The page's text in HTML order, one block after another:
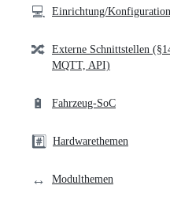
💻 Einrichtung/Konfiguration
🔀 Externe Schnittstellen
MQTT, API)
🔋 Fahrzeug-SoC
#️⃣ Hardwarethemen
↔️ Modulthemen